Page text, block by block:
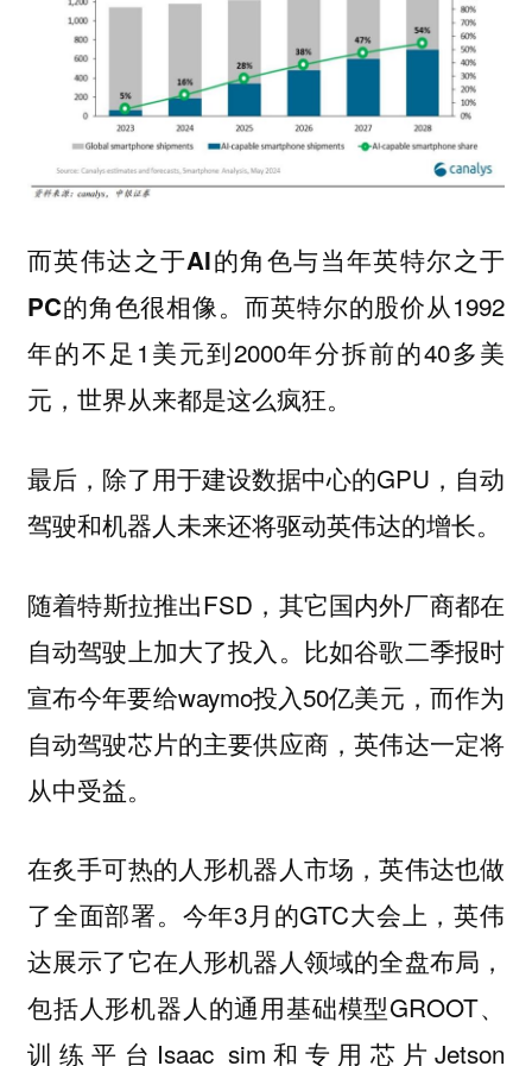
而英伟达之于AI的角色与当年英特尔之于
PC的角色很相像。 而英特尔的股价从1992
年的不足1美元到2000年分拆前的40多美
元，世界从来都是这么疯狂。
最后，除了用于建设数据中心的GPU， 自动
驾驶和机器人未来还将驱动英伟达的增长。
随着特斯拉推出FSD，其它国内外厂商都在
自动驾驶上加大了投入。比如谷歌二季报时
宣布今年要给waymo投入50亿美元，而作为
自动驾驶芯片的主要供应商，英伟达一定将
从中受益。
在炙手可热的人形机器人市场，英伟达也做
了全面部署。今年3月的GTC大会上，英伟
达展示了它在人形机器人领域的全盘布局，
包括人形机器人的通用基础模型GROOT、
训练平台Isaac sim和专用芯片Jetson